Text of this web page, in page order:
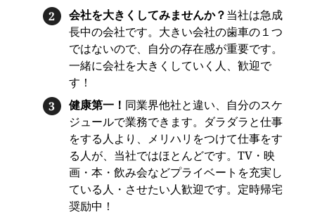
会社を大きくしてみませんか？ 当社は急成
長中の会社です。大きい会社の歯車の１つ
ではないので、自分の存在感が重要です。
一緒に会社を大きくしていく人、歓迎で
す！
健康第一！ 同業界他社と違い、自分のスケ
ジュールで業務できます。ダラダラと仕事
をする人より、メリハリをつけて仕事をす
る人が、当社ではほとんどです。TV・映
画・本・飲み会などプライベートを充実し
ている人・させたい人歓迎です。定時帰宅
奨励中！